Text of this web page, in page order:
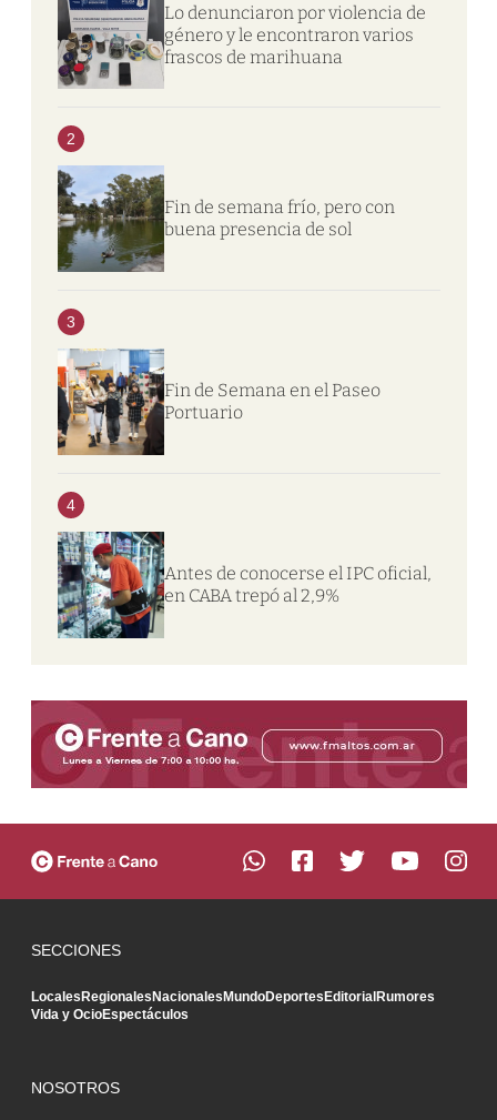
Lo denunciaron por violencia de
género y le encontraron varios
frascos de marihuana
2
Fin de semana frío, pero con
buena presencia de sol
3
Fin de Semana en el Paseo
Portuario
4
Antes de conocerse el IPC oficial,
en CABA trepó al 2,9%
SECCIONES
LocalesRegionalesNacionalesMundoDeportesEditorialRumores
Vida y OcioEspectáculos
NOSOTROS